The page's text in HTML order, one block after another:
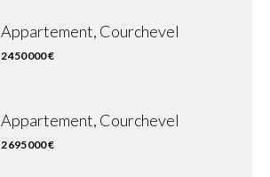
Appartement, Courchevel
2 450 000 €
Appartement, Courchevel
2 695 000 €